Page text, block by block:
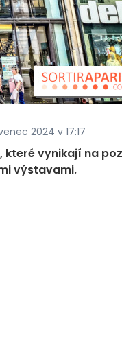
2024 v 17:17
které vynikají na
výstavami.